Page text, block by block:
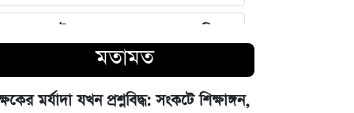
ঘরে বসেই যেভাবে জানবেন এসএসসির
ফলাফল, ১০ আগস্ট প্রকাশের ঘোষণা
মার্কিন ইমিগ্রেশন সার্ভিস বিভাগে বড়
মতামত
মর্যাদা যখন প্রশ্নবিদ্ধ: সংকটে শিক্ষাঙ্গন,